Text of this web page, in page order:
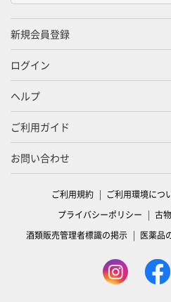
新規会員登録
ログイン
ヘルプ
ご利用ガイド
お問い合わせ
ご利用規約 ご利用環境につ
プライバシーポリシー
古
酒類販売管理者標識の掲示
医薬品